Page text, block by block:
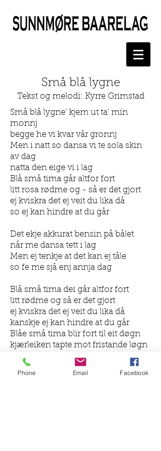
Små blå lygne
Tekst og melodi: Kyrre Grimstad
Små blå lygne' kjem ut ta’ min
monnj
begge he vi kvar vår gronnj
Men i natt so dansa vi te sola skin
av dag
natta den eige vi i lag
Blå små tima går altfor fort
litt rosa rødme og - så er det gjort
ej kviskra det ej veit du lika då
so ej kan hindre at du går
Det ekje akkurat bensin på bålet
når me dansa tett i lag
Men ej tenkje at det kan ej tåle
so fe me sjå enj annja dag
Blå små tima dei går altfor fort
litt rødme og så er det gjort
ej kviskra det ej veit du lika då
kanskje ej kan hindre at du går
Blåe små tima blir fort til eit døgn
kjærleiken tapte mot fristande løgn
Baby blir aldri noke meir enn det
for meg
de’ e’ likebra du ikkje blei
Phone Email Facebook